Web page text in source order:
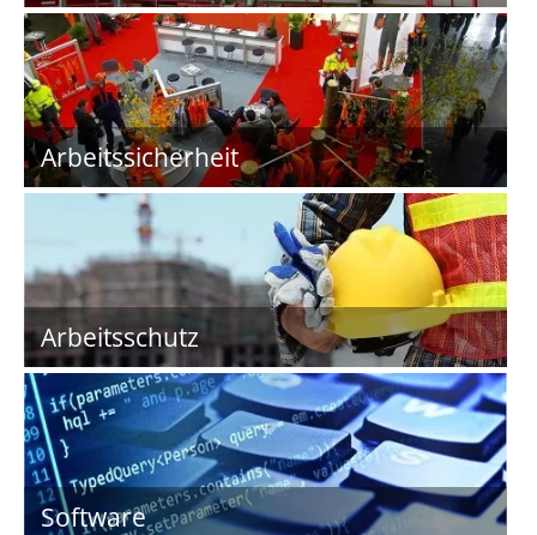
Arbeitssicherheit
Arbeitsschutz
Software